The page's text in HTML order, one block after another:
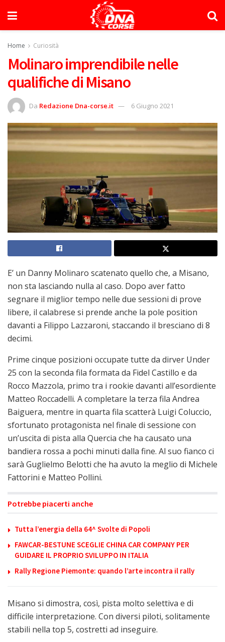
Home Curiosità
Molinaro imprendibile nelle
qualifiche di Misano
Da Redazione Dna-corse.it 6 Giugno 2021
E’ un Danny Molinaro scatenato quello che, a Misano,
non sta lasciando nulla al caso. Dopo aver fatto
segnare il miglior tempo nelle due sessioni di prove
libere, il calabrese si prende anche la pole position
davanti a Filippo Lazzaroni, staccando il bresciano di 8
decimi.
Prime cinque posizioni occupate tutte da dirver Under
25 con la seconda fila formata da Fidel Castillo e da
Rocco Mazzola, primo tra i rookie davanti all’esordiente
Matteo Roccadelli. A completare la terza fila Andrea
Baiguera, mentre in quarta fila scatterà Luigi Coluccio,
sfortunato protagonista nel finale di sessione con
un’uscita di pista alla Quercia che ha causato una
bandiera rossa a pochi minuti dalla fine. Al suo fianco ci
sarà Guglielmo Belotti che ha avuto la meglio di Michele
Fattorini e Matteo Pollini.
Potrebbe piacerti anche
Tutta l’energia della 64^ Svolte di Popoli
FAWCAR-BESTUNE SCEGLIE CHINA CAR COMPANY PER
GUIDARE IL PROPRIO SVILUPPO IN ITALIA
Rally Regione Piemonte: quando l’arte incontra il rally
Misano si dimostra, così, pista molto selettiva e di
difficile interpretazione. Con diversi piloti, solitamente
stabili nella top 5, costretti ad inseguire.